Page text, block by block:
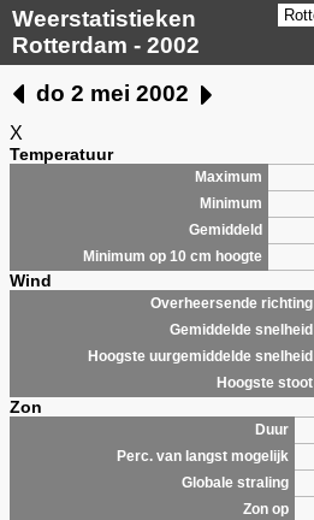
Weerstatistieken
Rotterdam - 2002
do 2 mei 2002
X
Temperatuur
Maximum
Minimum
Gemiddeld
Minimum op 10 cm hoogte
Wind
Overheersende richting
Gemiddelde snelheid
Hoogste uurgemiddelde snelheid
Hoogste stoot
Zon
Duur
Perc. van langst mogelijk
Globale straling
Zon op